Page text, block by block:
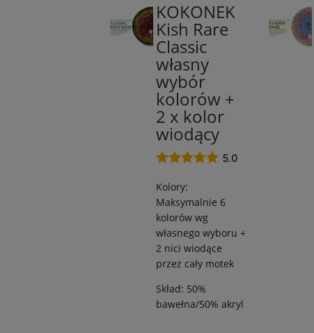
KOKONEK
Kish Rare
Classic
własny
wybór
kolorów +
2 x kolor
wiodący
bawełna
5.0
Kolory:
Maksymalnie 6
kolorów wg
własnego wyboru +
2 nici wiodące
przez cały motek
Skład: 50%
bawełna/50% akryl